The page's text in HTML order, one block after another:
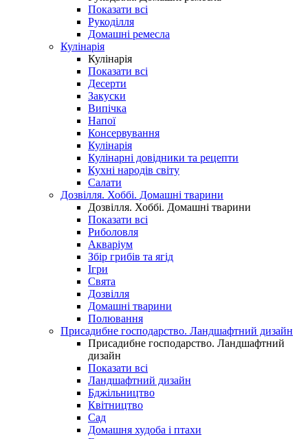
Показати всі
Рукоділля
Домашні ремесла
Кулінарія
Кулінарія
Показати всі
Десерти
Закуски
Випічка
Напої
Консервування
Кулінарія
Кулінарні довідники та рецепти
Кухні народів світу
Салати
Дозвілля. Хоббі. Домашні тварини
Дозвілля. Хоббі. Домашні тварини
Показати всі
Риболовля
Акваріум
Збір грибів та ягід
Ігри
Свята
Дозвілля
Домашні тварини
Полювання
Присадибне господарство. Ландшафтний дизайн
Присадибне господарство. Ландшафтний
дизайн
Показати всі
Ландшафтний дизайн
Бджільництво
Квітництво
Сад
Домашня худоба і птахи